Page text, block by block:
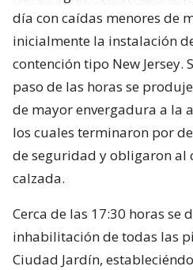
día con caídas menores de
inicialmente la instalación
contención tipo New Jersey.
paso de las horas se
de mayor envergadura a la
los cuales terminaron por
de seguridad y obligaron al
calzada.
Cerca de las 17:30 horas se
inhabilitación de todas las
Ciudad Jardín,